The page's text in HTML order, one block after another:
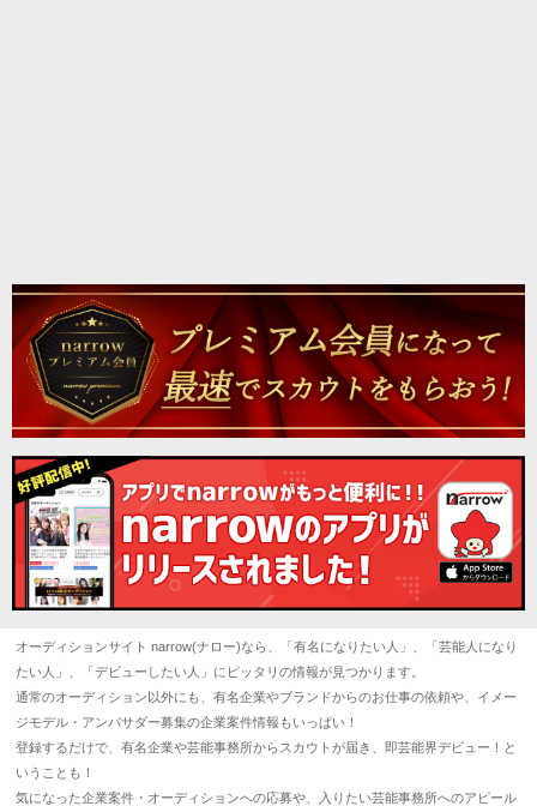
オーディションサイト narrow(ナロー)なら、「有名になりたい人」、「芸能人になり
たい人」、「デビューしたい人」にピッタリの情報が見つかります。
通常のオーディション以外にも、有名企業やブランドからのお仕事の依頼や、イメー
ジモデル・アンバサダー募集の企業案件情報もいっぱい！
登録するだけで、有名企業や芸能事務所からスカウトが届き、即芸能界デビュー！と
いうことも！
気になった企業案件・オーディションへの応募や、入りたい芸能事務所へのアピール